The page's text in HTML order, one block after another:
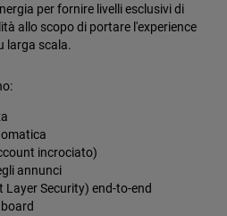
per fornire livelli esclusivi di
allo scopo di portare l'experience
larga scala.
incrociato)
annunci
Security) end-to-end